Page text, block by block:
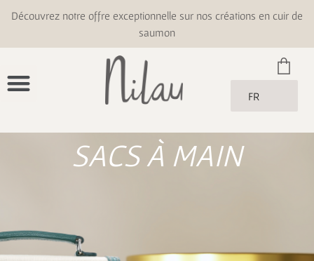
Découvrez notre offre exceptionnelle sur nos créations en cuir de
saumon
FR
SACS À MAIN